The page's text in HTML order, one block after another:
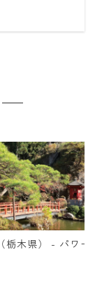
栃木県） - パワー